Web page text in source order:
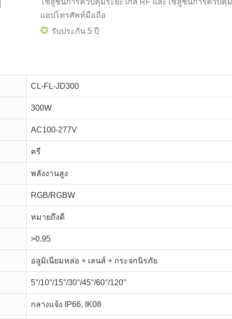
โซลูชันการควบคุมระยะไกล RF และโซลูชันการควบคุม
แอปโทรศัพท์มือถือ
✪ รับประกัน 5 ปี
CL-FL-JD300
300W
AC100-277V
ครี
พลังงานสูง
RGB/RGBW
หมายถึงดี
>0.95
อลูมิเนียมหล่อ + เลนส์ + กระจกนิรภัย
5°/10°/15°/30°/45°/60°/120°
กลางแจ้ง IP66, IK08